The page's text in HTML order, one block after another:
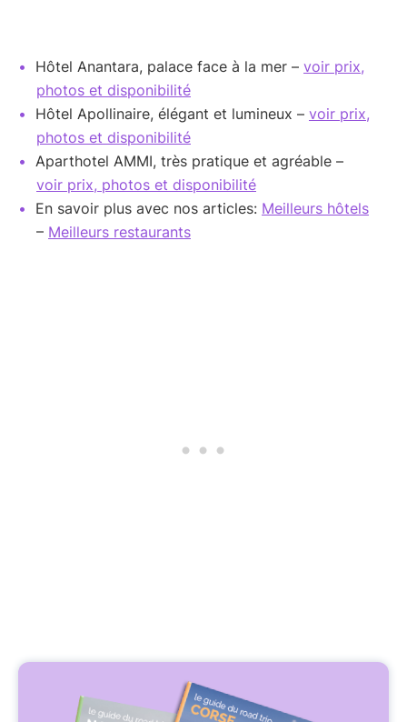
Hôtel Anantara, palace face à la mer – voir prix,
photos et disponibilité
Hôtel Apollinaire, élégant et lumineux – voir prix,
photos et disponibilité
Aparthotel AMMI, très pratique et agréable –
voir prix, photos et disponibilité
En savoir plus avec nos articles: Meilleurs hôtels
– Meilleurs restaurants